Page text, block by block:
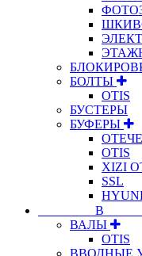
БОЛТЫ
OTIS
БУСТЕРЫ
БУФЕРЫ
OTIS
XIZI
SSL
ВАЛЫ
OTIS
ВВОДНЫЕ